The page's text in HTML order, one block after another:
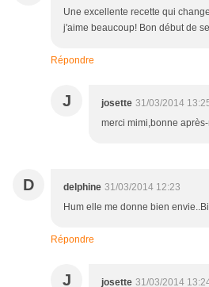
Une excellente recette qui
j'aime beaucoup! Bon début de
Répondre
J josette 31/03/2014
merci mimi,bonne
D delphine 31/03/2014 12:23
Hum elle me donne bien
Répondre
J josette 31/03/2014